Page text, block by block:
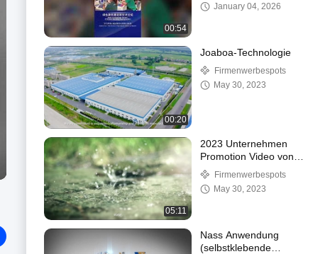
00:54
January 04, 2026
00:20
Joaboa-Technologie
Firmenwerbespots
May 30, 2023
05:11
2023 Unternehmen
Promotion Video von
Joaboa Tech
Firmenwerbespots
May 30, 2023
Nass Anwendung
(selbstklebende